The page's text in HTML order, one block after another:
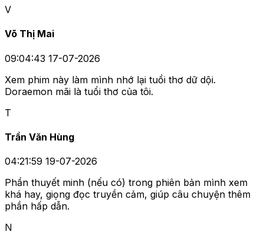
V
Võ Thị Mai
09:04:43 17-07-2026
Xem phim này làm mình nhớ lại tuổi thơ dữ dội.
Doraemon mãi là tuổi thơ của tôi.
T
Trần Văn Hùng
04:21:59 19-07-2026
Phần thuyết minh (nếu có) trong phiên bản mình xem
khá hay, giọng đọc truyền cảm, giúp câu chuyện thêm
phần hấp dẫn.
N